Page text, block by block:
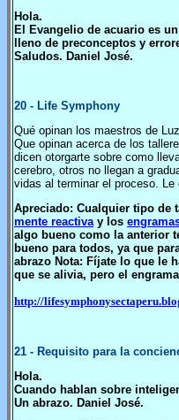
Hola.
El Evangelio de acuario es
lleno de preconceptos y
Saludos. Daniel José.
20 - Life Symphony
Qué opinan los maestros de
Que opinan acerca de los
dicen otorgarte sobre como
cerebro, otros no llegan a
vidas al terminar el proceso.
Apreciado: Cualquier tipo de
mente reactivay los
algo bueno como la anterior
bueno para todos, ya que
abrazo Nota: Fíjate lo que le
que se alivia, pero el
http://
21 - Requisito para la
Hola.
Cuando hablan sobre
Un abrazo. Daniel José.